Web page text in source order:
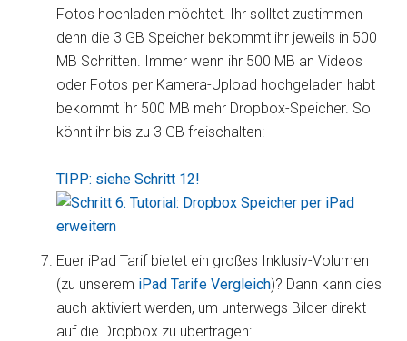
Fotos hochladen möchtet. Ihr solltet zustimmen
denn die 3 GB Speicher bekommt ihr jeweils in 500
MB Schritten. Immer wenn ihr 500 MB an Videos
oder Fotos per Kamera-Upload hochgeladen habt
bekommt ihr 500 MB mehr Dropbox-Speicher. So
könnt ihr bis zu 3 GB freischalten:
TIPP: siehe Schritt 12!
Euer iPad Tarif bietet ein großes Inklusiv-Volumen
(zu unserem iPad Tarife Vergleich)? Dann kann dies
auch aktiviert werden, um unterwegs Bilder direkt
auf die Dropbox zu übertragen: